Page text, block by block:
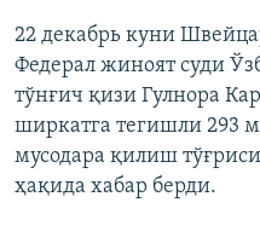
22 декабрь куни
Федерал жиноят суди
тўнғич қизи Гулнора
ширкатга тегишли 293
мусодара қилиш
ҳақида хабар берди.